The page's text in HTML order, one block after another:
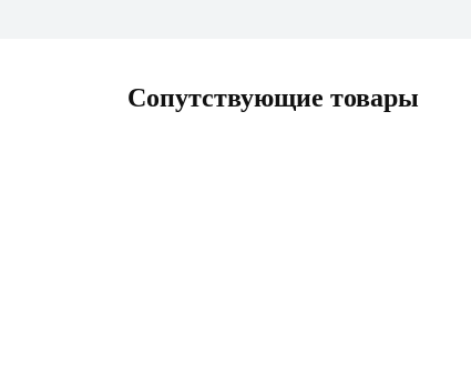
Сопутствующие товары